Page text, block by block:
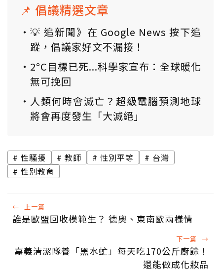
📌 倡議精選文章
💡 追新聞》在 Google News 按下追
蹤，倡議家好文不漏接！
2°C目標已死...科學家宣布：全球暖化
無可挽回
人類何時會滅亡？超級電腦預測地球
將會再度發生「大滅絕」
性騷擾 教師 性別平等
台灣
性別教育
← 上一篇
誰是歐盟回收模範生？ 德奧、東南歐兩樣情
下一篇 →
嘉義清潔隊養「黑水虻」每天吃170公斤廚餘！
還能做成化妝品